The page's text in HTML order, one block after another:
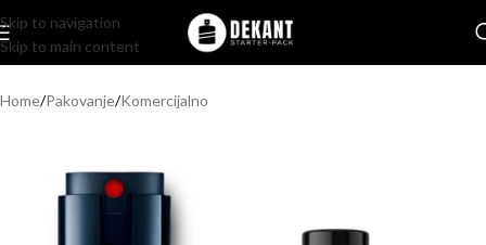
Skip to navigation
Skip to main content
Home/Pakovanje/Komercijalno